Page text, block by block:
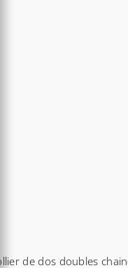
de dos doubles